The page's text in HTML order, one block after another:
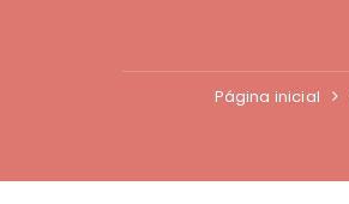
Página inicial